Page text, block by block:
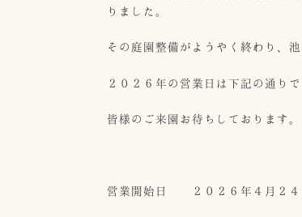
りました。
その庭園整備がようやく終わり、
２０２６年の営業日は下記の通りで
皆様のご来園お待ちしております。
営業開始日 ２０２６年４月２